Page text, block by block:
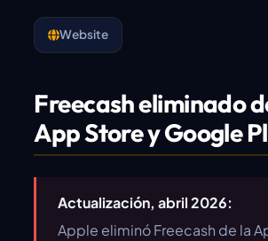
Website
Freecash eliminado
App Store y Google
Actualización, abril 2026:
Apple eliminó Freecash de la